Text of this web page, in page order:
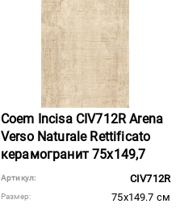
Coem Incisa CIV712R Arena
Verso Naturale Rettificato
керамогранит 75x149,7
Артикул: CIV712R
Размер: 75x149.7 см